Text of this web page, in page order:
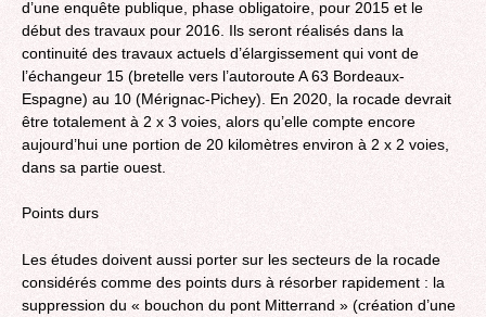
d’une enquête publique, phase obligatoire, pour 2015 et le
début des travaux pour 2016. Ils seront réalisés dans la
continuité des travaux actuels d’élargissement qui vont de
l’échangeur 15 (bretelle vers l’autoroute A 63 Bordeaux-
Espagne) au 10 (Mérignac-Pichey). En 2020, la rocade devrait
être totalement à 2 x 3 voies, alors qu’elle compte encore
aujourd’hui une portion de 20 kilomètres environ à 2 x 2 voies,
dans sa partie ouest.
Points durs
Les études doivent aussi porter sur les secteurs de la rocade
considérés comme des points durs à résorber rapidement : la
suppression du « bouchon du pont Mitterrand » (création d’une